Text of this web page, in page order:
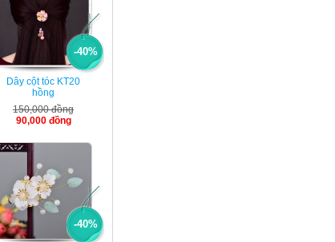
-40%
Dây cột tóc KT20
hồng
150,000 đồng
90,000 đồng
-40%